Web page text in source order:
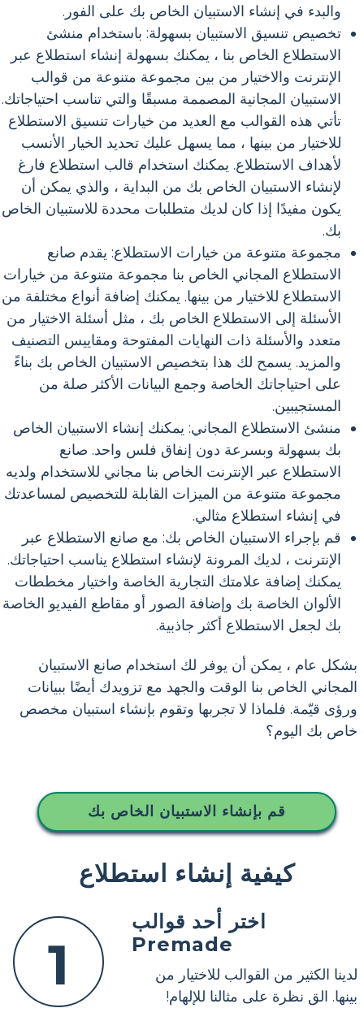
والبدء في إنشاء الاستبيان الخاص بك على الفور.
تخصيص تنسيق الاستبيان بسهولة: باستخدام منشئ
الاستطلاع الخاص بنا ، يمكنك بسهولة إنشاء استطلاع عبر
الإنترنت والاختيار من بين مجموعة متنوعة من قوالب
الاستبيان المجانية المصممة مسبقًا والتي تناسب احتياجاتك.
تأتي هذه القوالب مع العديد من خيارات تنسيق الاستطلاع
للاختيار من بينها ، مما يسهل عليك تحديد الخيار الأنسب
لأهداف الاستطلاع. يمكنك استخدام قالب استطلاع فارغ
لإنشاء الاستبيان الخاص بك من البداية ، والذي يمكن أن
يكون مفيدًا إذا كان لديك متطلبات محددة للاستبيان الخاص
بك.
مجموعة متنوعة من خيارات الاستطلاع: يقدم صانع
الاستطلاع المجاني الخاص بنا مجموعة متنوعة من خيارات
الاستطلاع للاختيار من بينها. يمكنك إضافة أنواع مختلفة من
الأسئلة إلى الاستطلاع الخاص بك ، مثل أسئلة الاختيار من
متعدد والأسئلة ذات النهايات المفتوحة ومقاييس التصنيف
والمزيد. يسمح لك هذا بتخصيص الاستبيان الخاص بك بناءً
على احتياجاتك الخاصة وجمع البيانات الأكثر صلة من
المستجيبين.
منشئ الاستطلاع المجاني: يمكنك إنشاء الاستبيان الخاص
بك بسهولة وبسرعة دون إنفاق فلس واحد. صانع
الاستطلاع عبر الإنترنت الخاص بنا مجاني للاستخدام ولديه
مجموعة متنوعة من الميزات القابلة للتخصيص لمساعدتك
في إنشاء استطلاع مثالي.
قم بإجراء الاستبيان الخاص بك: مع صانع الاستطلاع عبر
الإنترنت ، لديك المرونة لإنشاء استطلاع يناسب احتياجاتك.
يمكنك إضافة علامتك التجارية الخاصة واختيار مخططات
الألوان الخاصة بك وإضافة الصور أو مقاطع الفيديو الخاصة
بك لجعل الاستطلاع أكثر جاذبية.
بشكل عام ، يمكن أن يوفر لك استخدام صانع الاستبيان
المجاني الخاص بنا الوقت والجهد مع تزويدك أيضًا ببيانات
ورؤى قيّمة. فلماذا لا تجربها وتقوم بإنشاء استبيان مخصص
خاص بك اليوم؟
قم بإنشاء الاستبيان الخاص بك
كيفية إنشاء استطلاع
1
اختر أحد قوالب
Premade
لدينا الكثير من القوالب للاختيار من
بينها. الق نظرة على مثالنا للإلهام!